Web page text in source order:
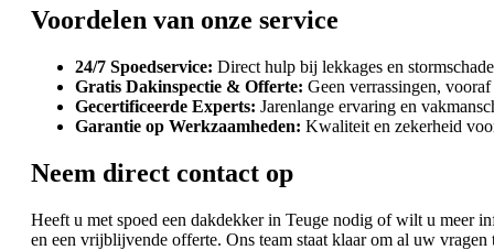
Voordelen van onze service
24/7 Spoedservice: Direct hulp bij lekkages en
Gratis Dakinspectie & Offerte: Geen verrassingen,
Gecertificeerde Experts: Jarenlange ervaring en
Garantie op Werkzaamheden: Kwaliteit en zekerheid
Neem direct contact op
Heeft u met spoed een dakdekker in Teuge nodig of wilt u meer
en een vrijblijvende offerte. Ons team staat klaar om al uw